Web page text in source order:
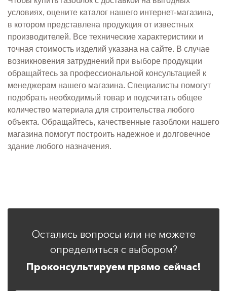
условиях, оцените каталог нашего интернет-магазина,
в котором представлена продукция от известных
производителей. Все технические характеристики и
точная стоимость изделий указана на сайте. В случае
возникновения затруднений при выборе продукции
обращайтесь за профессиональной консультацией к
менеджерам нашего магазина. Специалисты помогут
подобрать необходимый товар и подсчитать общее
количество материала для строительства любого
объекта. Обращайтесь, качественные газоблоки нашего
магазина помогут построить надежное и долговечное
здание любого назначения.
Остались вопросы или не можете
определиться с выбором?
Проконсультируем прямо сейчас!